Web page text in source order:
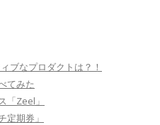
ブなプロダクトは？！
てみた
「Zeel」
定期券」